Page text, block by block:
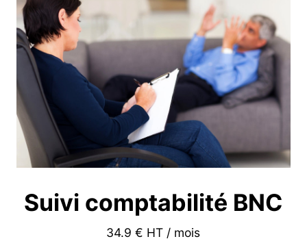
Suivi comptabilité BNC
34.9 € HT / mois